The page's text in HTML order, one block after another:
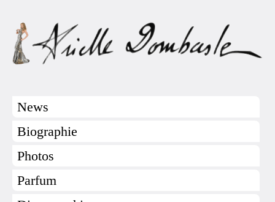
News
Biographie
Photos
Parfum